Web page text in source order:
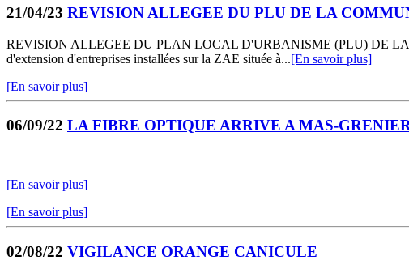
21/04/23 REVISION ALLEGEE DU PLU DE LA
REVISION ALLEGEE DU PLAN LOCAL D'URBANISME (PLU) DE LA
d'extension d'entreprises installées sur la ZAE située à...[En savoir plus]
[En savoir plus]
06/09/22 LA FIBRE OPTIQUE ARRIVE A MAS-
[En savoir plus]
[En savoir plus]
02/08/22 VIGILANCE ORANGE CANICULE